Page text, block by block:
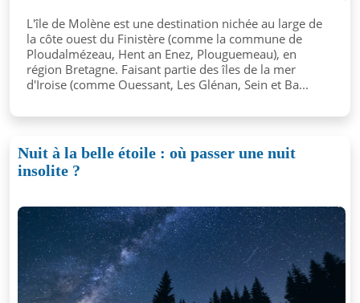
L'île de Molène est une destination nichée au large de
la côte ouest du Finistère (comme la commune de
Ploudalmézeau, Hent an Enez, Plouguemeau), en
région Bretagne. Faisant partie des îles de la mer
d'Iroise (comme Ouessant, Les Glénan, Sein et Ba...
Nuit à la belle étoile : où passer une nuit
insolite ?